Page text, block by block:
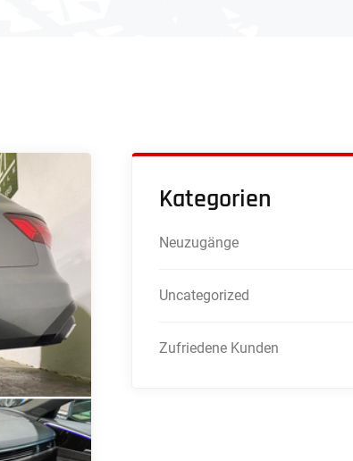
Kategorien
Neuzugänge
Uncategorized
Zufriedene Kunden